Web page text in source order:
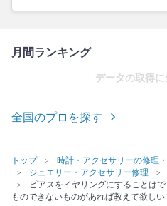
月間ランキング
データの取得に
全国のプロを探す
トップ
時計・アクセサリーの修理
ジュエリー・アクセサリー修理
ピアスをイヤリングにすることは
ものできないものがあれば教えて欲しい